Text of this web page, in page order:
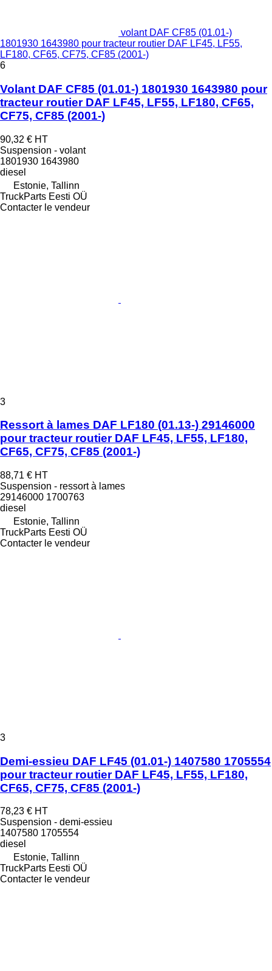
volant DAF CF85 (01.01-)
1801930 1643980 pour tracteur routier DAF LF45, LF55,
LF180, CF65, CF75, CF85 (2001-)
6
Volant DAF CF85 (01.01-) 1801930 1643980 pour
tracteur routier DAF LF45, LF55, LF180, CF65,
CF75, CF85 (2001-)
90,32 € HT
Suspension - volant
1801930 1643980
diesel
Estonie, Tallinn
TruckParts Eesti OÜ
Contacter le vendeur
3
Ressort à lames DAF LF180 (01.13-) 29146000
pour tracteur routier DAF LF45, LF55, LF180,
CF65, CF75, CF85 (2001-)
88,71 € HT
Suspension - ressort à lames
29146000 1700763
diesel
Estonie, Tallinn
TruckParts Eesti OÜ
Contacter le vendeur
3
Demi-essieu DAF LF45 (01.01-) 1407580 1705554
pour tracteur routier DAF LF45, LF55, LF180,
CF65, CF75, CF85 (2001-)
78,23 € HT
Suspension - demi-essieu
1407580 1705554
diesel
Estonie, Tallinn
TruckParts Eesti OÜ
Contacter le vendeur